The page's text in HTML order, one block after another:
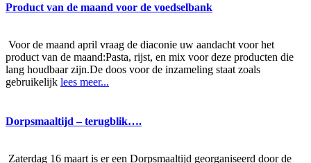
Product van de maand voor de voedselbank
Voor de maand april vraag de diaconie uw aandacht voor het
product van de maand:Pasta, rijst, en mix voor deze producten die
lang houdbaar zijn.De doos voor de inzameling staat zoals
gebruikelijk lees meer...
Dorpsmaaltijd – terugblik….
Zaterdag 16 maart is er een Dorpsmaaltijd georganiseerd door de